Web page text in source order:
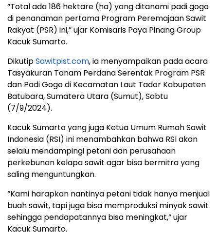
“Total ada 186 hektare (ha) yang ditanami padi gogo
di penanaman pertama Program Peremajaan Sawit
Rakyat (PSR) ini,” ujar Komisaris Paya Pinang Group
Kacuk Sumarto.
DikutipSawitpist.com, ia menyampaikan pada acara
Tasyakuran Tanam Perdana Serentak Program PSR
dan Padi Gogo di Kecamatan Laut Tador Kabupaten
Batubara, Sumatera Utara (Sumut), Sabtu
(7/9/2024).
Kacuk Sumarto yang juga Ketua Umum Rumah Sawit
Indonesia (RSI) ini menambahkan bahwa RSI akan
selalu mendampingi petani dan perusahaan
perkebunan kelapa sawit agar bisa bermitra yang
saling menguntungkan.
“Kami harapkan nantinya petani tidak hanya menjual
buah sawit, tapi juga bisa memproduksi minyak sawit
sehingga pendapatannya bisa meningkat,” ujar
Kacuk Sumarto.